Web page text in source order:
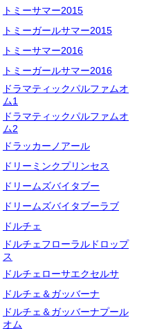
トミーサマー2015
トミーガールサマー2015
トミーサマー2016
トミーガールサマー2016
ドラマティックパルファムオ
ム1
ドラマティックパルファムオ
ム2
ドラッカーノアール
ドリーミンクプリンセス
ドリームズバイタブー
ドリームズバイタブーラブ
ドルチェ
ドルチェフローラルドロップ
ス
ドルチェローサエクセルサ
ドルチェ＆ガッバーナ
ドルチェ＆ガッバーナプール
オム